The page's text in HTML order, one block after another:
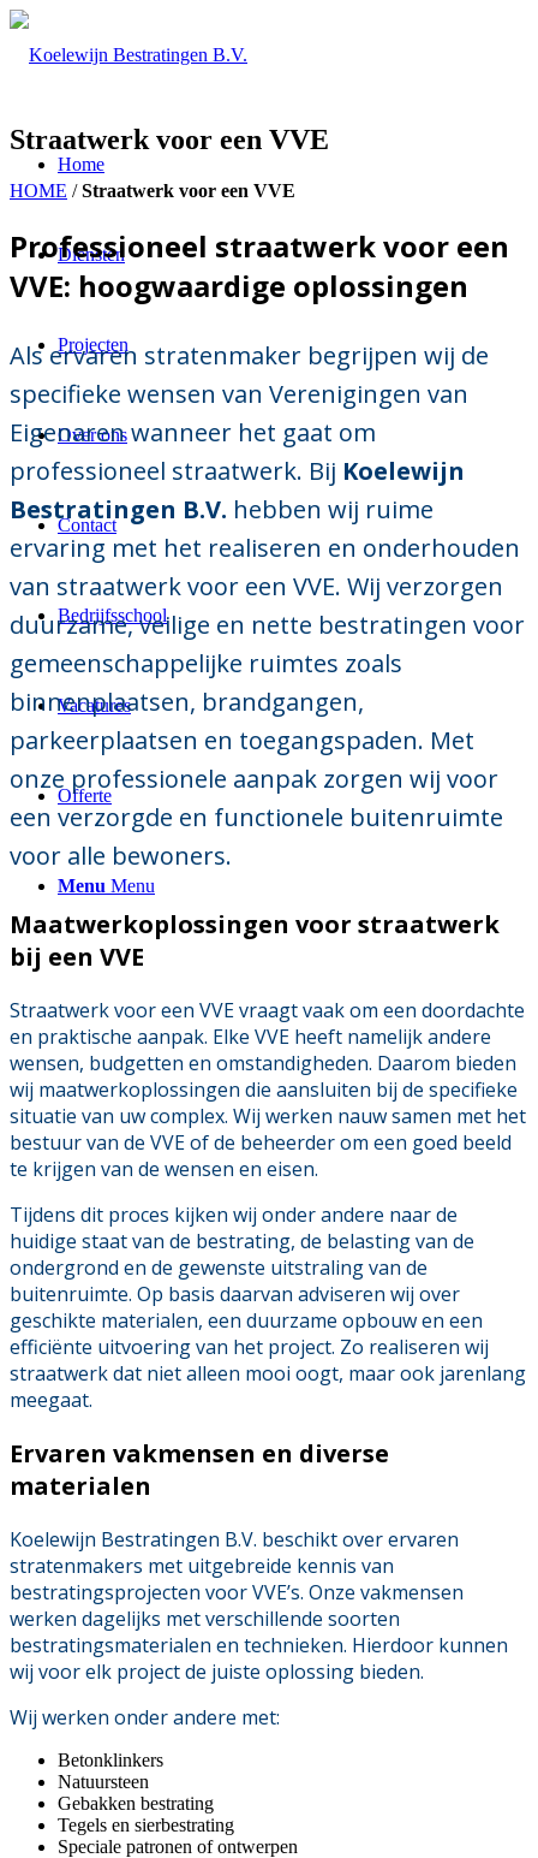
Home
Diensten
Projecten
Over ons
Contact
Bedrijfsschool
Vacatures
Offerte
Menu Menu
Straatwerk voor een VVE
HOME /Straatwerk voor een VVE
Professioneel straatwerk voor een
VVE: hoogwaardige oplossingen
Als ervaren stratenmaker begrijpen wij de
specifieke wensen van Verenigingen van
Eigenaren wanneer het gaat om
professioneel straatwerk. Bij Koelewijn
Bestratingen B.V. hebben wij ruime
ervaring met het realiseren en onderhouden
van straatwerk voor een VVE. Wij verzorgen
duurzame, veilige en nette bestratingen voor
gemeenschappelijke ruimtes zoals
binnenplaatsen, brandgangen,
parkeerplaatsen en toegangspaden. Met
onze professionele aanpak zorgen wij voor
een verzorgde en functionele buitenruimte
voor alle bewoners.
Maatwerkoplossingen voor straatwerk
bij een VVE
Straatwerk voor een VVE vraagt vaak om een doordachte
en praktische aanpak. Elke VVE heeft namelijk andere
wensen, budgetten en omstandigheden. Daarom bieden
wij maatwerkoplossingen die aansluiten bij de specifieke
situatie van uw complex. Wij werken nauw samen met het
bestuur van de VVE of de beheerder om een goed beeld
te krijgen van de wensen en eisen.
Tijdens dit proces kijken wij onder andere naar de
huidige staat van de bestrating, de belasting van de
ondergrond en de gewenste uitstraling van de
buitenruimte. Op basis daarvan adviseren wij over
geschikte materialen, een duurzame opbouw en een
efficiënte uitvoering van het project. Zo realiseren wij
straatwerk dat niet alleen mooi oogt, maar ook jarenlang
meegaat.
Ervaren vakmensen en diverse
materialen
Koelewijn Bestratingen B.V. beschikt over ervaren
stratenmakers met uitgebreide kennis van
bestratingsprojecten voor VVE’s. Onze vakmensen
werken dagelijks met verschillende soorten
bestratingsmaterialen en technieken. Hierdoor kunnen
wij voor elk project de juiste oplossing bieden.
Wij werken onder andere met:
Betonklinkers
Natuursteen
Gebakken bestrating
Tegels en sierbestrating
Speciale patronen of ontwerpen